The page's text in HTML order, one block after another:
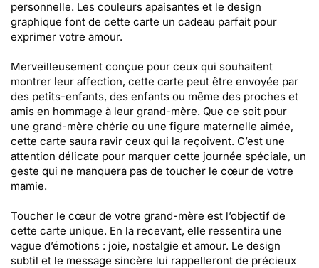
personnelle. Les couleurs apaisantes et le design
graphique font de cette carte un cadeau parfait pour
exprimer votre amour.
Merveilleusement conçue pour ceux qui souhaitent
montrer leur affection, cette carte peut être envoyée par
des petits-enfants, des enfants ou même des proches et
amis en hommage à leur grand-mère. Que ce soit pour
une grand-mère chérie ou une figure maternelle aimée,
cette carte saura ravir ceux qui la reçoivent. C’est une
attention délicate pour marquer cette journée spéciale, un
geste qui ne manquera pas de toucher le cœur de votre
mamie.
Toucher le cœur de votre grand-mère est l’objectif de
cette carte unique. En la recevant, elle ressentira une
vague d’émotions : joie, nostalgie et amour. Le design
subtil et le message sincère lui rappelleront de précieux